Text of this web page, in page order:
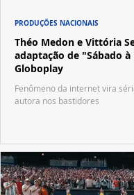
Théo Medon e Vittória
adaptação de "Sábado à
Globoplay
Fenômeno da internet vira
autora nos bastidores
PRODUÇÕES NACIONAIS